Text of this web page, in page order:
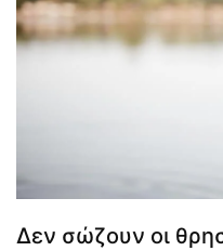
Δεν σώζουν οι